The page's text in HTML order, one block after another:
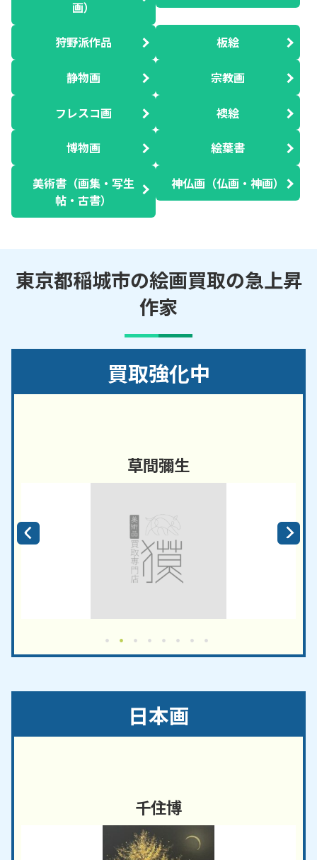
画）
狩野派作品 板絵
静物画 宗教画
フレスコ画 襖絵
博物画 絵葉書
美術書（画集・写生
帖・古書）
神仏画（仏画・神画）
東京都稲城市の絵画買取の急上昇
作家
買取強化中
草間彌生
日本画
千住博